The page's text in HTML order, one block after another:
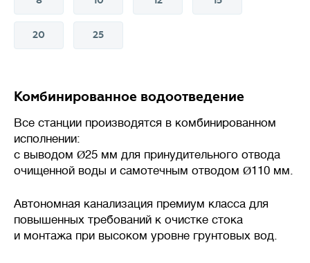
20 25
Комбинированное водоотведение
Все станции производятся в комбинированном
исполнении:
с выводом Ø25 мм для принудительного отвода
очищенной воды и самотечным отводом Ø110 мм.
Автономная канализация премиум класса для
повышенных требований к очистке стока
и монтажа при высоком уровне грунтовых вод.
Объем сточных вод, который
станция биологической очистки
(септик) способна переработать
за сутки без потери
Важно подбирать систему
с учетом реального